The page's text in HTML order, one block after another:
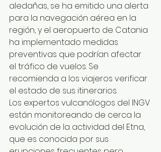
aledañas, se ha emitido una alerta
para la navegación aérea en la
región, y el aeropuerto de Catania
ha implementado medidas
preventivas que podrían afectar
el tráfico de vuelos. Se
recomienda a los viajeros verificar
el estado de sus itinerarios.
Los expertos vulcanólogos del INGV
están monitoreando de cerca la
evolución de la actividad del Etna,
que es conocida por sus